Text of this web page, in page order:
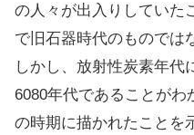
の人々が出入りしていた
で旧石器時代のものでは
しかし、放射性炭素年代
6080年代であることがわ
の時期に描かれたことを